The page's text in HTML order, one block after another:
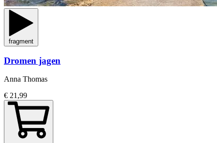
fragment
Dromen jagen
Anna Thomas
€ 21,99